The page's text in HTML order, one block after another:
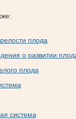
плода
о развитии
плода
система